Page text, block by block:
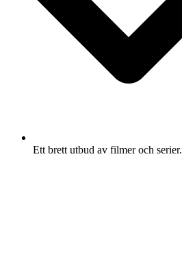
Ett brett utbud av filmer och serier.